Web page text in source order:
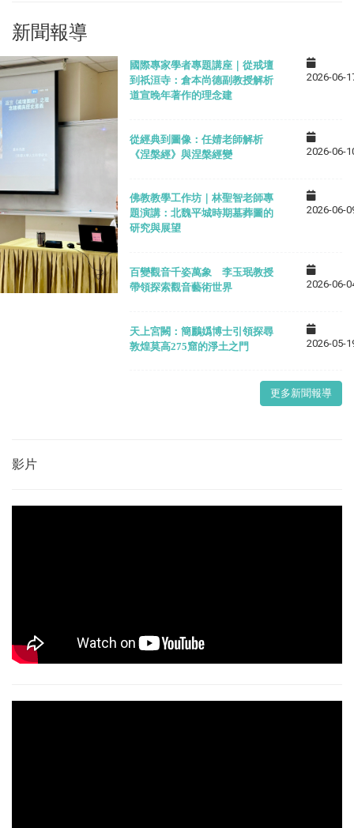
新聞報導
國際專家學者專題講座｜從戒壇
到祇洹寺：倉本尚德副教授解析
道宣晚年著作的理念建
2026-06-
從經典到圖像：任婧老師解析
《涅槃經》與涅槃經變
2026-06-
佛教教學工作坊｜林聖智老師專
題演講：北魏平城時期墓葬圖的
研究與展望
2026-06-
百變觀音千姿萬象 李玉珉教授
帶領探索觀音藝術世界
2026-06-
天上宮闕：簡鸝嬀博士引領探尋
敦煌莫高275窟的淨土之門
2026-05-
更多新聞報導
影片